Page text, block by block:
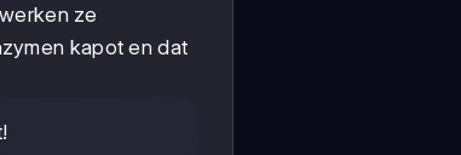
ze
kapot en dat